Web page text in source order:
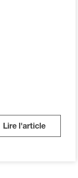
Lire l'article